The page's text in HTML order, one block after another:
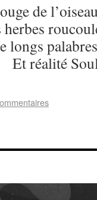
de
Et réalité